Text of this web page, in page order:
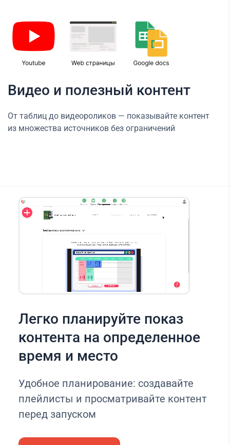
Видео и полезный контент
От таблиц до видеороликов — показывайте контент
из множества источников без ограничений
Легко планируйте показ
контента на определенное
время и место
Удобное планирование: создавайте
плейлисты и просматривайте контент
перед запуском